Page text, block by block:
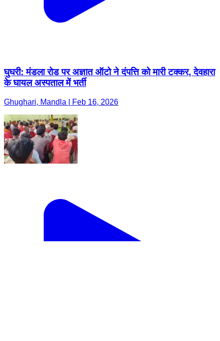
घुघरी: मंडला रोड पर अज्ञात ऑटो ने दंपत्ति को मारी टक्कर, देवहारा
के घायल अस्पताल में भर्ती
Ghughari, Mandla | Feb 16, 2026